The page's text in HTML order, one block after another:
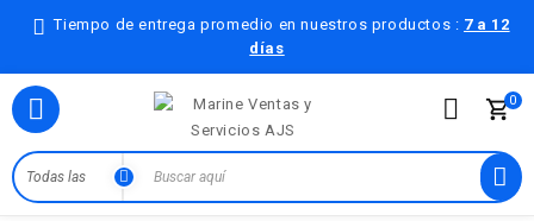
Tiempo de entrega promedio en nuestros productos : 7 a 12
días
 0